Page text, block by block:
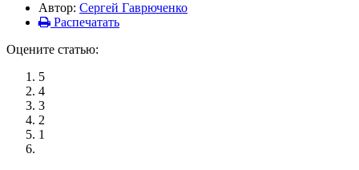
Автор: Сергей Гаврюченко
Распечатать
Оцените статью:
5
4
3
2
1